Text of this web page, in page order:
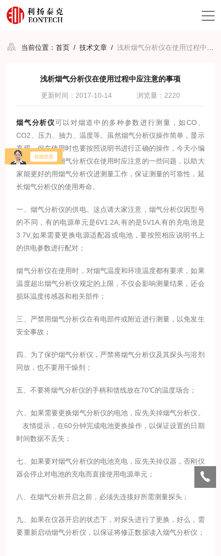
当前位置：首页 /技术文章 /浅析烟气分析仪在使用过程中应注意的事项
浅析烟气分析仪在使用过程中应注意的事项
更新时间：2017-10-14 浏览量：2220
烟气分析仪可以对烟道中的多种参数进行测量，如CO、
CO2、压力、抽力、温度等。虽然烟气分析仪操作简单，显示
直观，但在使用时也要按照说明书进行正确的操作，今天小编
给大家介绍下烟气分析仪在使用时应注意的一些问题，以助大
家能更好的用烟气分析仪进测量工作，保证测量的可靠性，延
长烟气分析仪的使用寿命。
一、烟气分析仪的供电。这点请大家注意，烟气分析仪因型号
的不同，有的电源单元是6V1.2A,有的是5V1A,有的充电池是
3.7V,如果需要更换电源适配器或电池，要按照相应说明书上
的供电参数进行配对；
烟气分析仪在使用时，对烟气温度和环境温度都有要求，如果
温度超出烟气分析仪规定的上限，不仅会影响测量结果，还会
损坏温度传感器和相关部件；
三、严禁用烟气分析仪在有电部件或附近进行测量，以免发生
安全事故；
四、为了保护烟气分析仪，严禁将烟气分析仪及其探头与溶剂
同放，也不要用干燥剂；
五、不要将烟气分析仪的手柄和馈线放在70℃的温度场合；
六、如果需要更换烟气分析仪的电池，应先关掉烟气分析仪。
友情提示，在60分钟完成电池更换操作，以保证设置的日期
时间数据不丢失；
七、如果要对烟气分析仪的电池充电，应先关掉仪器，否刚仪
器会停止对电池的充电而直接使用电源单元；
八、在烟气分析开启之前，必须先连接好所需测量探头；
九、如果在仪器开启的状态下，对探头进行了更换，好么，需
要重新启动烟气分析仪，以保证将修正数据读入烟气分析仪；